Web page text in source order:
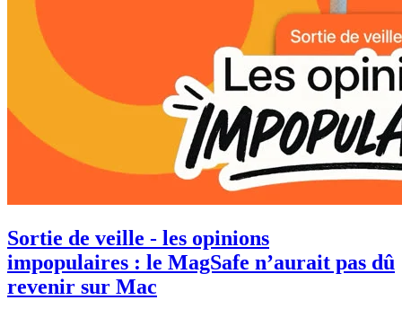
Sortie de veille - les opinions
impopulaires : le MagSafe n’aurait pas dû
revenir sur Mac